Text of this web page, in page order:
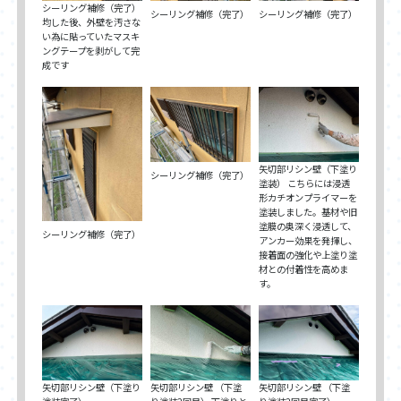
シーリング補修（完了）
均した後、外壁を汚さな
い為に貼っていたマスキ
ングテープを剥がして完
成です
シーリング補修（完了） シーリング補修（完了）
シーリング補修（完了）
シーリング補修（完了）
矢切部リシン壁（下塗り
塗装） こちらには浸透
形カチオンプライマーを
塗装しました。基材や旧
塗膜の奥深く浸透して、
アンカー効果を発揮し、
接着面の強化や上塗り塗
材との付着性を高めま
す。
矢切部リシン壁（下塗り
矢切部リシン壁 （下塗
矢切部リシン壁 （下塗